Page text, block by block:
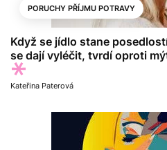
PORUCHY PŘÍJMU POTRAVY
Když se jídlo stane
se dají vyléčit, tvrdí oproti
Kateřina Paterová